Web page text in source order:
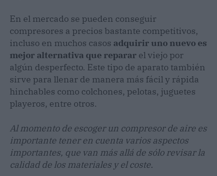
En el mercado se pueden conseguir
compresores a precios bastante competitivos,
incluso en muchos casos adquirir uno nuevo es
mejor alternativa que reparar el viejo por
algún desperfecto. Este tipo de aparato también
sirve para llenar de manera más fácil y rápida
hinchables como colchones, pelotas, juguetes
playeros, entre otros.
Al momento de escoger un compresor de aire es
importante tener en cuenta varios aspectos
importantes, que van más allá de sólo revisar la
calidad de los materiales y el coste.